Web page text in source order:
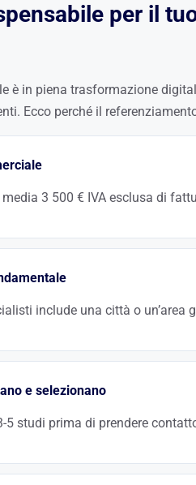
per il
è in piena trasformazione
Ecco perché il
3 500 € IVA esclusa di
cliente convertito tramite SEO
include una città o un’area
Roma », « commercialista
e selezionano
5 studi prima di prendere
onorari, specializzazioni,